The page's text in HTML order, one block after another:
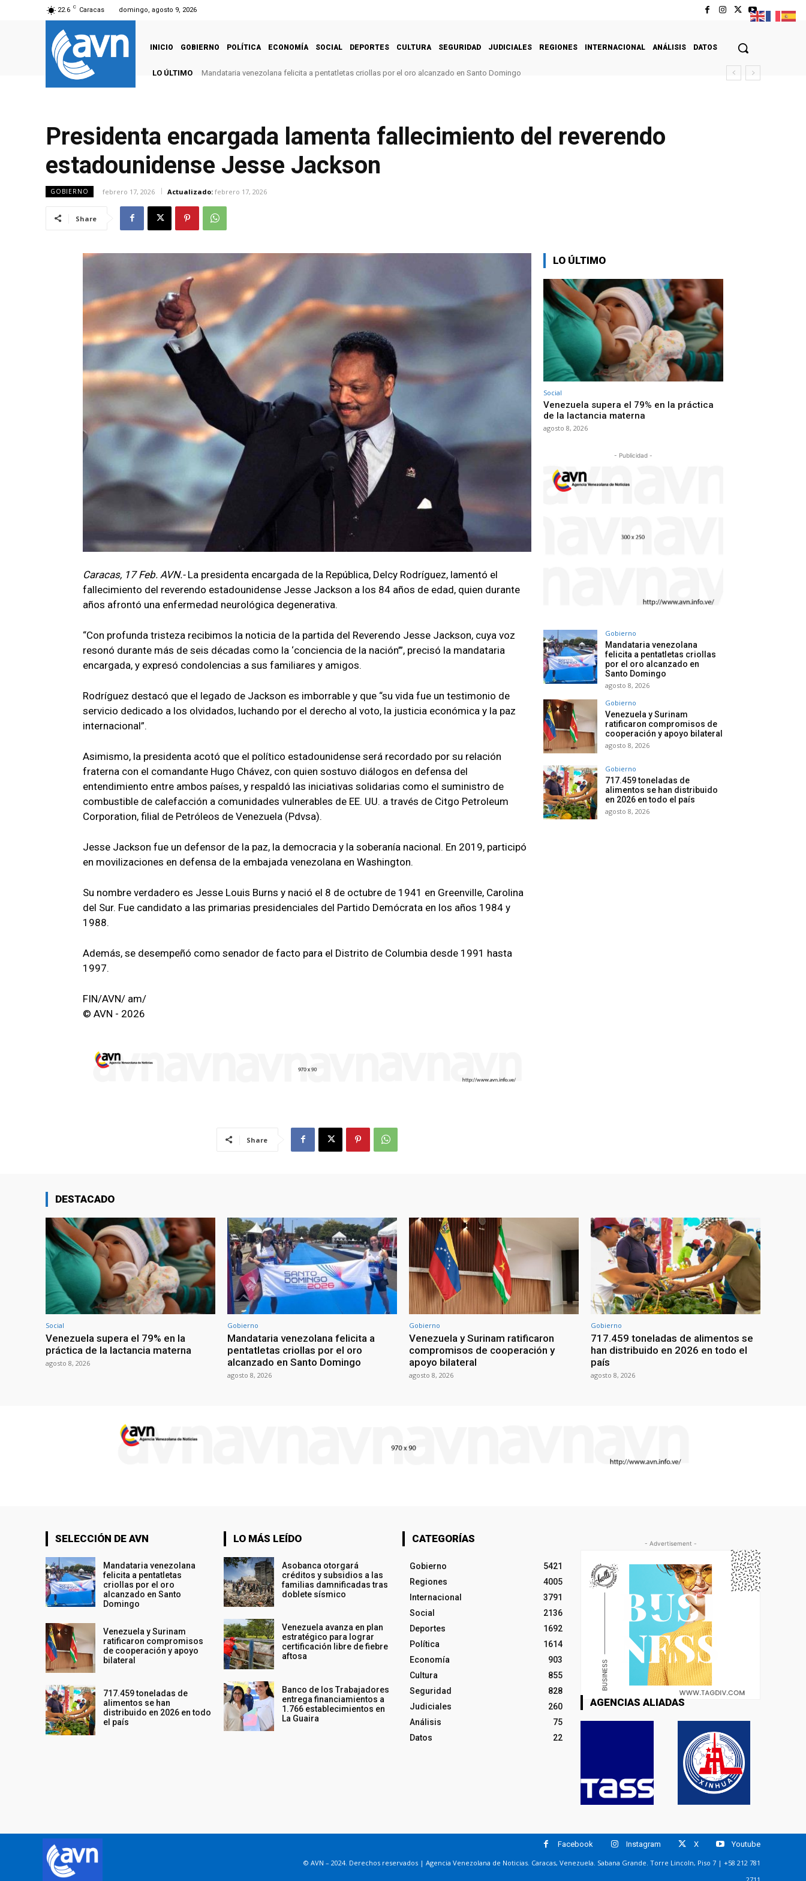
22.6 C Caracas domingo, agosto 9, 2026
INICIO GOBIERNO POLÍTICA ECONOMÍA SOCIAL DEPORTES CULTURA SEGURIDAD JUDICIALES REGIONES INTERNACIONAL ANÁLISIS DATOS
LO ÚLTIMO Mandataria venezolana felicita a pentatletas criollas por el oro alcanzado en Santo Domingo
Presidenta encargada lamenta fallecimiento del reverendo
estadounidense Jesse Jackson
GOBIERNO febrero 17, 2026 Actualizado: febrero 17, 2026
Share
Caracas, 17 Feb. AVN.- La presidenta encargada de la República, Delcy Rodríguez, lamentó el
fallecimiento del reverendo estadounidense Jesse Jackson a los 84 años de edad, quien durante
años afrontó una enfermedad neurológica degenerativa.
“Con profunda tristeza recibimos la noticia de la partida del Reverendo Jesse Jackson, cuya voz
resonó durante más de seis décadas como la ‘conciencia de la nación’”, precisó la mandataria
encargada, y expresó condolencias a sus familiares y amigos.
Rodríguez destacó que el legado de Jackson es imborrable y que “su vida fue un testimonio de
servicio dedicado a los olvidados, luchando por el derecho al voto, la justicia económica y la paz
internacional”.
Asimismo, la presidenta acotó que el político estadounidense será recordado por su relación
fraterna con el comandante Hugo Chávez, con quien sostuvo diálogos en defensa del
entendimiento entre ambos países, y respaldó las iniciativas solidarias como el suministro de
combustible de calefacción a comunidades vulnerables de EE. UU. a través de Citgo Petroleum
Corporation, filial de Petróleos de Venezuela (Pdvsa).
Jesse Jackson fue un defensor de la paz, la democracia y la soberanía nacional. En 2019, participó
en movilizaciones en defensa de la embajada venezolana en Washington.
Su nombre verdadero es Jesse Louis Burns y nació el 8 de octubre de 1941 en Greenville, Carolina
del Sur. Fue candidato a las primarias presidenciales del Partido Demócrata en los años 1984 y
1988.
Además, se desempeñó como senador de facto para el Distrito de Columbia desde 1991 hasta
1997.
FIN/AVN/ am/
© AVN - 2026
Share
LO ÚLTIMO
Social
Venezuela supera el 79% en la práctica
de la lactancia materna
agosto 8, 2026
- Publicidad -
Gobierno
Mandataria venezolana
felicita a pentatletas criollas
por el oro alcanzado en
Santo Domingo
agosto 8, 2026
Gobierno
Venezuela y Surinam
ratificaron compromisos de
cooperación y apoyo bilateral
agosto 8, 2026
Gobierno
717.459 toneladas de
alimentos se han distribuido
en 2026 en todo el país
agosto 8, 2026
DESTACADO
Social
Venezuela supera el 79% en la
práctica de la lactancia materna
agosto 8, 2026
Gobierno
Mandataria venezolana felicita a
pentatletas criollas por el oro
alcanzado en Santo Domingo
agosto 8, 2026
Gobierno
Venezuela y Surinam ratificaron
compromisos de cooperación y
apoyo bilateral
agosto 8, 2026
Gobierno
717.459 toneladas de alimentos se
han distribuido en 2026 en todo el
país
agosto 8, 2026
SELECCIÓN DE AVN
Mandataria venezolana
felicita a pentatletas
criollas por el oro
alcanzado en Santo
Domingo
Venezuela y Surinam
ratificaron compromisos
de cooperación y apoyo
bilateral
717.459 toneladas de
alimentos se han
distribuido en 2026 en todo
el país
LO MÁS LEÍDO
Asobanca otorgará
créditos y subsidios a las
familias damnificadas tras
doblete sísmico
Venezuela avanza en plan
estratégico para lograr
certificación libre de fiebre
aftosa
Banco de los Trabajadores
entrega financiamientos a
1.766 establecimientos en
La Guaira
CATEGORÍAS
Gobierno
5421
Regiones
4005
Internacional
3791
Social
2136
Deportes
1692
Política
1614
Economía
903
Cultura
855
Seguridad
828
Judiciales
260
Análisis
75
Datos
22
- Advertisement -
AGENCIAS ALIADAS
Facebook Instagram X Youtube
© AVN – 2024. Derechos reservados | Agencia Venezolana de Noticias. Caracas, Venezuela. Sabana Grande. Torre Lincoln, Piso 7 | +58 212 781